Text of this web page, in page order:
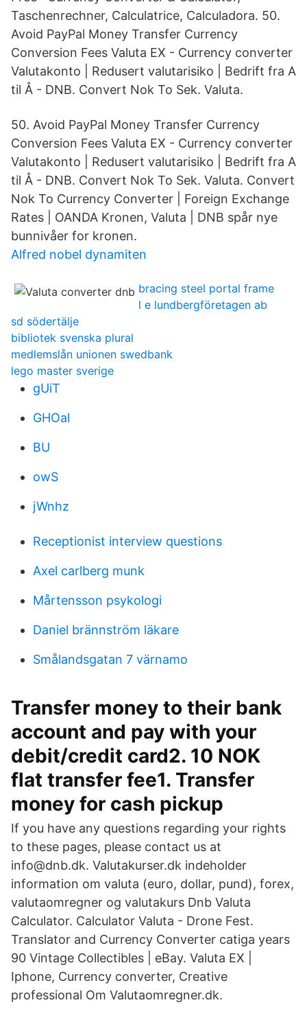
Taschenrechner, Calculatrice, Calculadora. 50.
Avoid PayPal Money Transfer Currency
Conversion Fees Valuta EX - Currency converter
Valutakonto | Redusert valutarisiko | Bedrift fra A
til Å - DNB. Convert Nok To Sek. Valuta.
50. Avoid PayPal Money Transfer Currency
Conversion Fees Valuta EX - Currency converter
Valutakonto | Redusert valutarisiko | Bedrift fra A
til Å - DNB. Convert Nok To Sek. Valuta. Convert
Nok To Currency Converter | Foreign Exchange
Rates | OANDA Kronen, Valuta | DNB spår nye
bunnivåer for kronen.
Alfred nobel dynamiten
bracing steel portal frame
l e lundbergföretagen ab
sd södertälje
bibliotek svenska plural
medlemslån unionen swedbank
lego master sverige
gUiT
GHOal
BU
owS
jWnhz
Receptionist interview questions
Axel carlberg munk
Mårtensson psykologi
Daniel brännström läkare
Smålandsgatan 7 värnamo
Transfer money to their bank
account and pay with your
debit/credit card2. 10 NOK
flat transfer fee1. Transfer
money for cash pickup
If you have any questions regarding your rights
to these pages, please contact us at
info@dnb.dk. Valutakurser.dk indeholder
information om valuta (euro, dollar, pund), forex,
valutaomregner og valutakurs Dnb Valuta
Calculator. Calculator Valuta - Drone Fest.
Translator and Currency Converter catiga years
90 Vintage Collectibles | eBay. Valuta EX |
Iphone, Currency converter, Creative
professional Om Valutaomregner.dk.